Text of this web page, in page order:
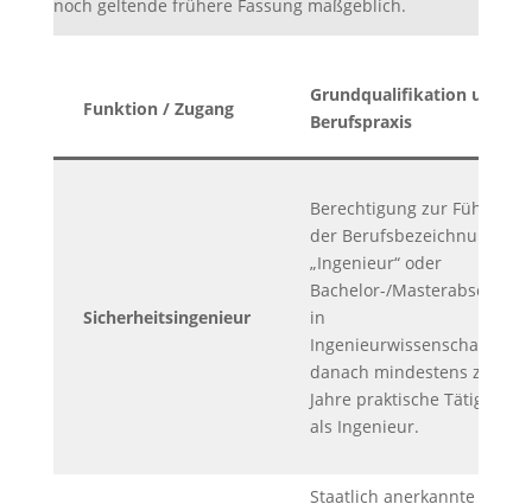
noch geltende frühere Fassung maßgeblich.
Funktion / Zugang
Grundqualifikation und
Berufspraxis
Sicherheitsingenieur
Berechtigung zur Führung
der Berufsbezeichnung
„Ingenieur“ oder
Bachelor-/Masterabschluss
in
Ingenieurwissenschaften;
danach mindestens zwei
Jahre praktische Tätigkeit
als Ingenieur.
Staatlich anerkannte